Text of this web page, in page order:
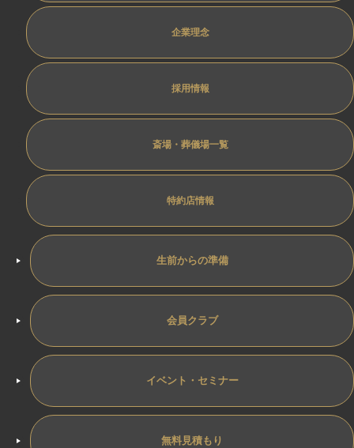
企業理念
採用情報
斎場・葬儀場一覧
特約店情報
生前からの準備
会員クラブ
イベント・セミナー
無料見積もり